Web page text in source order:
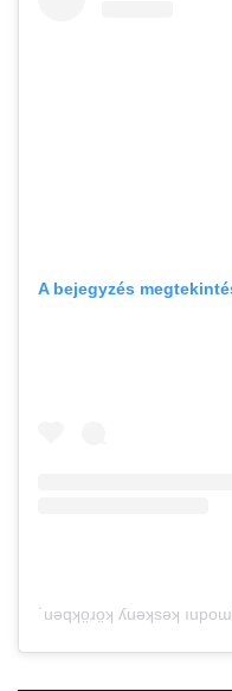
A bejegyzés